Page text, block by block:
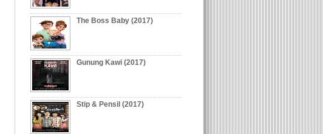
[selengkapnya]
The Boss Baby (2017)
Gunung Kawi (2017)
Stip & Pensil (2017)